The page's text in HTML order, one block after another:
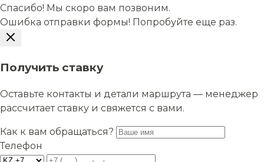
Спасибо! Мы скоро вам позвоним.
Ошибка отправки формы! Попробуйте еще раз.
Получить ставку
Оставьте контакты и детали маршрута — менеджер
рассчитает ставку и свяжется с вами.
Как к вам обращаться?
Телефон